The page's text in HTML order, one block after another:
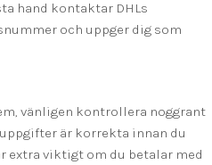
hand kontaktar DHLs
och uppger dig som
vänligen kontrollera noggrant
är korrekta innan du
extra viktigt om du betalar med